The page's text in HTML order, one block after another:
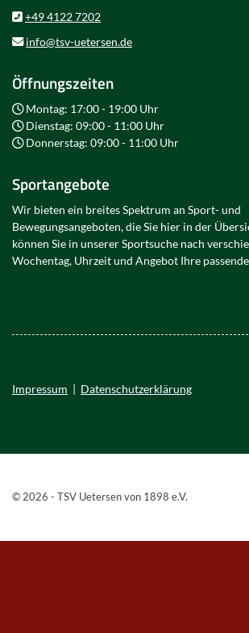
+49 4122 7202
info@tsv-uetersen.de
Öffnungszeiten
Montag: 17:00 - 19:00 Uhr
Dienstag: 09:00 - 11:00 Uhr
Donnerstag: 09:00 - 11:00 Uhr
Sportangebote
Wir bieten ein breites Spektrum an Sport- und
Bewegungsangeboten, die Sie hier in der
können Sie in unserer Sportsuche nach
Wochentag, Uhrzeit und Angebot Ihre
Impressum | Datenschutzerklärung
© 2026 - TSV Uetersen von 1898 e.V.